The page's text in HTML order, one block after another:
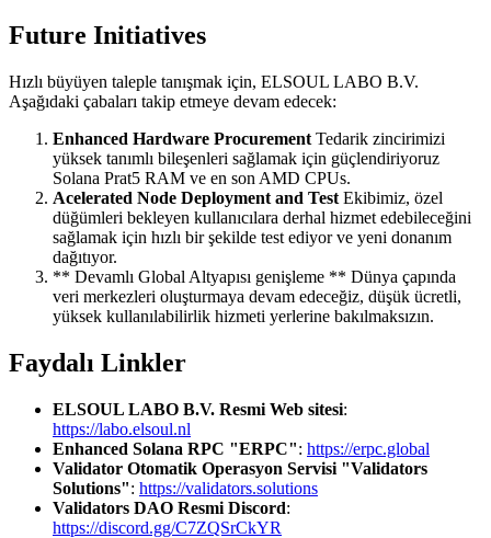
Future Initiatives
Hızlı büyüyen taleple tanışmak için, ELSOUL LABO B.V.
Aşağıdaki çabaları takip etmeye devam edecek:
Enhanced Hardware Procurement Tedarik zincirimizi
yüksek tanımlı bileşenleri sağlamak için güçlendiriyoruz
Solana Prat5 RAM ve en son AMD CPUs.
Acelerated Node Deployment and Test Ekibimiz, özel
düğümleri bekleyen kullanıcılara derhal hizmet edebileceğini
sağlamak için hızlı bir şekilde test ediyor ve yeni donanım
dağıtıyor.
** Devamlı Global Altyapısı genişleme ** Dünya çapında
veri merkezleri oluşturmaya devam edeceğiz, düşük ücretli,
yüksek kullanılabilirlik hizmeti yerlerine bakılmaksızın.
Faydalı Linkler
ELSOUL LABO B.V. Resmi Web sitesi:
https://labo.elsoul.nl
Enhanced Solana RPC "ERPC": https://erpc.global
Validator Otomatik Operasyon Servisi "Validators
Solutions": https://validators.solutions
Validators DAO Resmi Discord:
https://discord.gg/C7ZQSrCkYR